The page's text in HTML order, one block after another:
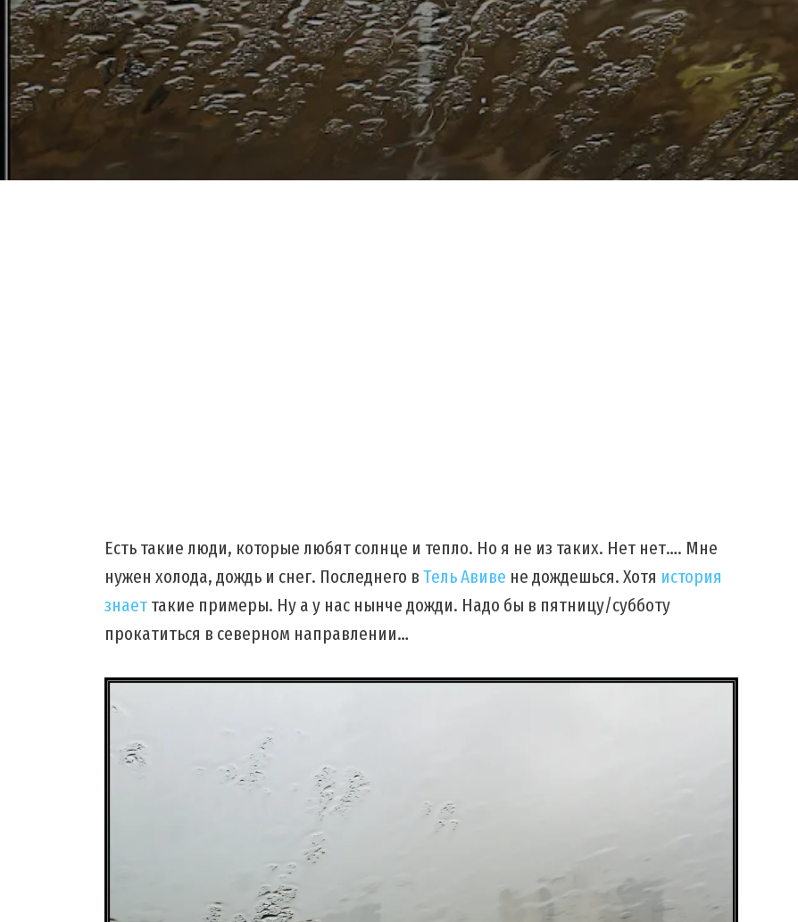
Есть такие люди, которые любят солнце и тепло. Но я не из таких. Нет нет…. Мне
нужен холода, дождь и снег. Последнего вТель Авиве не дождешься. Хотя история
знаеттакие примеры. Ну а у нас нынче дожди. Надо бы в пятницу/субботу
прокатиться в северном направлении…